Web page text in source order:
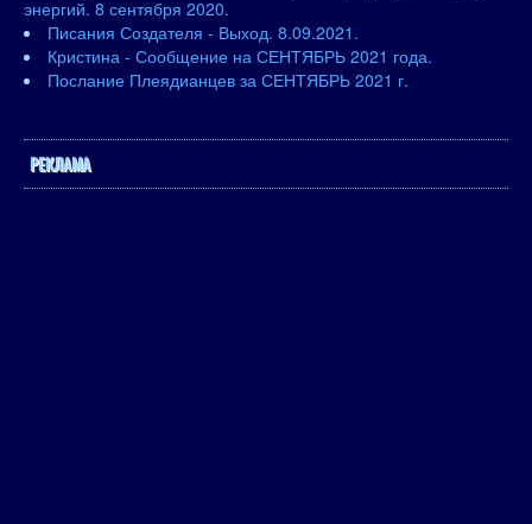
энергий. 8 сентября 2020.
Писания Создателя - Выход. 8.09.2021.
Кристина - Сообщение на СЕНТЯБРЬ 2021 года.
Послание Плеядианцев за СЕНТЯБРЬ 2021 г.
РЕКЛАМА